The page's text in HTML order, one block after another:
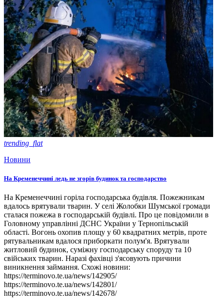
trending_flat
Новини
На Кременеччині ледь не згорів будинок та господарство
На Кременеччині горіла господарська будівля. Пожежникам
вдалось врятували тварин. У селі Жолобки Шумської громади
сталася пожежа в господарській будівлі. Про це повідомили в
Головному управлінні ДСНС України у Тернопільській
області. Вогонь охопив площу у 60 квадратних метрів, проте
рятувальникам вдалося приборкати полум'я. Врятували
житловий будинок, суміжну господарську споруду та 10
свійських тварин. Наразі фахівці з'ясовують причини
виникнення займання. Схожі новини:
https://terminovo.te.ua/news/142905/
https://terminovo.te.ua/news/142801/
https://terminovo.te.ua/news/142678/